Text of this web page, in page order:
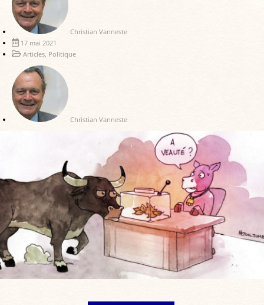
Christian Vanneste
17 mai 2021
Articles Politique
Christian Vanneste